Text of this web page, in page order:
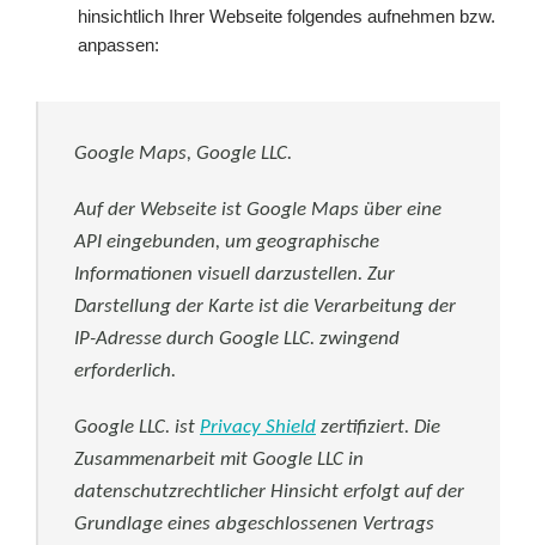
hinsichtlich Ihrer Webseite folgendes aufnehmen bzw.
anpassen:
Google Maps, Google LLC.
Auf der Webseite ist Google Maps über eine
API eingebunden, um geographische
Informationen visuell darzustellen. Zur
Darstellung der Karte ist die Verarbeitung der
IP-Adresse durch Google LLC. zwingend
erforderlich.
Google LLC. ist Privacy Shield zertifiziert. Die
Zusammenarbeit mit Google LLC in
datenschutzrechtlicher Hinsicht erfolgt auf der
Grundlage eines abgeschlossenen Vertrags